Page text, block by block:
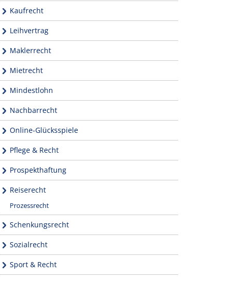
Kaufrecht
Leihvertrag
Maklerrecht
Mietrecht
Mindestlohn
Nachbarrecht
Online-Glücksspiele
Pflege & Recht
Prospekthaftung
Reiserecht
Prozessrecht
Schenkungsrecht
Sozialrecht
Sport & Recht